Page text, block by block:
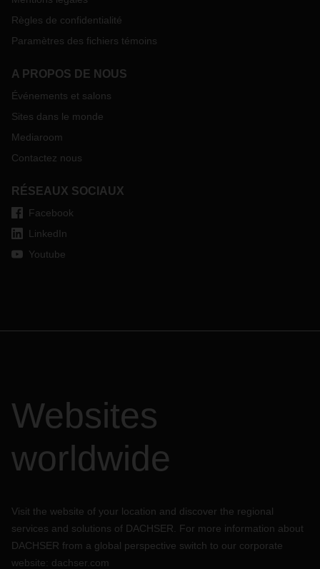
Règles de confidentialité
Paramètres des fichiers témoins
A PROPOS DE NOUS
Événements et salons
Sites dans le monde
Mediaroom
Contactez nous
RÉSEAUX SOCIAUX
Facebook
LinkedIn
Youtube
Websites
worldwide
Visit the website of your location and discover the regional
services and solutions of DACHSER. For more information about
DACHSER from a global perspective switch to our corporate
website: dachser.com